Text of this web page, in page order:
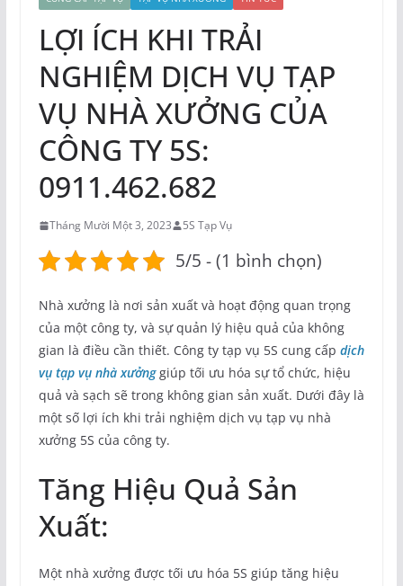
LỢI ÍCH KHI TRẢI
NGHIỆM DỊCH VỤ TẠP
VỤ NHÀ XƯỞNG CỦA
CÔNG TY 5S:
0911.462.682
Tháng Mười Một 3, 2023 5S Tạp Vụ
5/5 - (1 bình chọn)
Nhà xưởng là nơi sản xuất và hoạt động quan trọng
của một công ty, và sự quản lý hiệu quả của không
gian là điều cần thiết. Công ty tạp vụ 5S cung cấp dịch
vụ tạp vụ nhà xưởnggiúp tối ưu hóa sự tổ chức, hiệu
quả và sạch sẽ trong không gian sản xuất. Dưới đây là
một số lợi ích khi trải nghiệm dịch vụ tạp vụ nhà
xưởng 5S của công ty.
Tăng Hiệu Quả Sản
Xuất:
Một nhà xưởng được tối ưu hóa 5S giúp tăng hiệu